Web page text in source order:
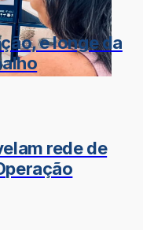
e longe da
rede de